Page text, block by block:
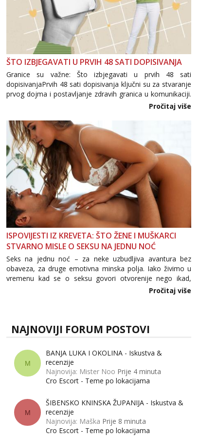
tel:0,93€ - mob:1,12€ min
Čekam tvoj poziv!
Tel:064/677-677- Kod: #72
tel:0,93€ - mob:1,12€ min
ŠTO IZBJEGAVATI U PRVIH 48 SATI DOPISIVANJA
Granice su važne: Što izbjegavati u prvih 48 sati
dopisivanjaPrvih 48 sati dopisivanja ključni su za stvaranje
prvog dojma i postavljanje zdravih granica u komunikaciji.
Važno je izbjeći prebrzo otkrivanje osobnih ili intimnih
informacija, jer nepoznata osoba još nije zaslužila to
povjerenje. Takođe...
Pročitaj više
ISPOVIJESTI IZ KREVETA: ŠTO ŽENE I MUŠKARCI
STVARNO MISLE O SEKSU NA JEDNU NOĆ
Seks na jednu noć – za neke uzbudljiva avantura bez
obaveza, za druge emotivna minska polja. Iako živimo u
vremenu kad se o seksu govori otvorenije nego ikad,
tema „jedne noći strasti“ i dalje izaziva burne rasprave. Što
Pročitaj više
NAJNOVIJI FORUM POSTOVI
M
BANJA LUKA I OKOLINA - Iskustva &
recenzije
Najnovija: Mister Noo Prije 4 minuta
Cro Escort - Teme po lokacijama
M
ŠIBENSKO KNINSKA ŽUPANIJA - Iskustva &
recenzije
Najnovija: Maška Prije 8 minuta
Cro Escort - Teme po lokacijama